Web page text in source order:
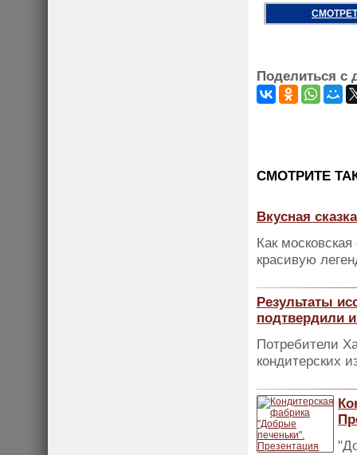
Поделиться с
CМОТРИТЕ
Вкусная
Как
красивую
Результаты
подтвердили
Потребители
кондитерских